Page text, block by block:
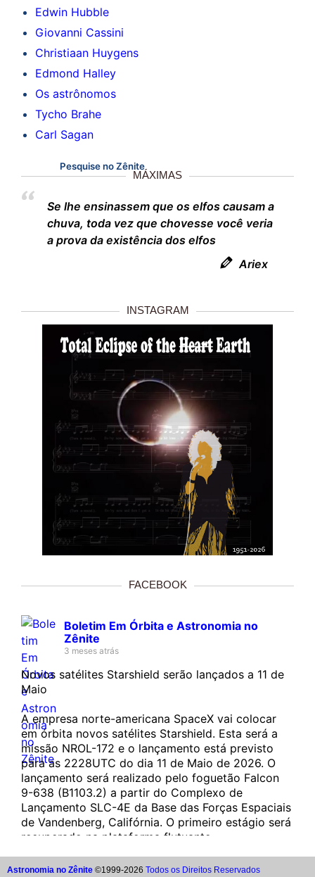
Edwin Hubble
Giovanni Cassini
Christiaan Huygens
Edmond Halley
Os astrônomos
Tycho Brahe
Carl Sagan
Pesquise no Zênite
MÁXIMAS
Se lhe ensinassem que os elfos causam a
chuva, toda vez que chovesse você veria
a prova da existência dos elfos
Ariex
INSTAGRAM
FACEBOOK
Boletim Em Órbita e Astronomia no
Zênite
3 meses atrás
Novos satélites Starshield serão lançados a 11 de
Maio
A empresa norte-americana SpaceX vai colocar
em órbita novos satélites Starshield. Esta será a
missão NROL-172 e o lançamento está previsto
para as 2228UTC do dia 11 de Maio de 2026. O
lançamento será realizado pelo foguetão Falcon
9-638 (B1103.2) a partir do Complexo de
Lançamento SLC-4E da Base das Forças Espaciais
de Vandenberg, Califórnia. O primeiro estágio será
recuperado na plataforma flutuante…...
Astronomia no Zênite ©1999-2026 Todos os Direitos Reservados